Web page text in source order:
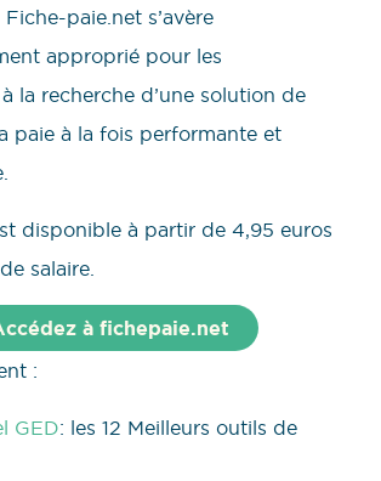
paie.net s’avère
approprié pour les
la recherche d’une solution de
paie à la fois performante et
disponible à partir de 4,95 euros
salaire.
à fichepaie.net
:
GED: les 12 Meilleurs outils de